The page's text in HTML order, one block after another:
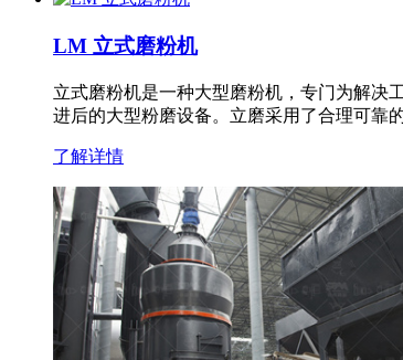
LM 立式磨粉机
立式磨粉机是一种大型磨粉机，专门为解决
进后的大型粉磨设备。立磨采用了合理可靠
了解详情